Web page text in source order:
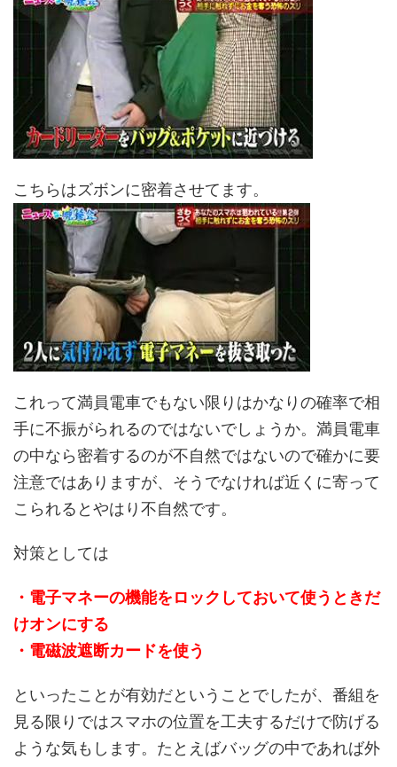
こちらはズボンに密着させてます。
これって満員電車でもない限りはかなりの確率で相
手に不振がられるのではないでしょうか。満員電車
の中なら密着するのが不自然ではないので確かに要
注意ではありますが、そうでなければ近くに寄って
こられるとやはり不自然です。
対策としては
・電子マネーの機能をロックしておいて使うときだ
けオンにする
・電磁波遮断カードを使う
といったことが有効だということでしたが、番組を
見る限りではスマホの位置を工夫するだけで防げる
ような気もします。たとえばバッグの中であれば外